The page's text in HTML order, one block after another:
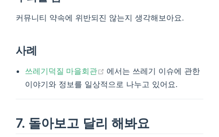
커뮤니티 약속에 위반되진 않는지 생각해보아요.
사례
쓰레기덕질 마을회관 (opens new window)
에서는 쓰레기 이슈에 관한
이야기와 정보를 일상적으로 나누고 있어요.
7. 돌아보고 달리 해봐요